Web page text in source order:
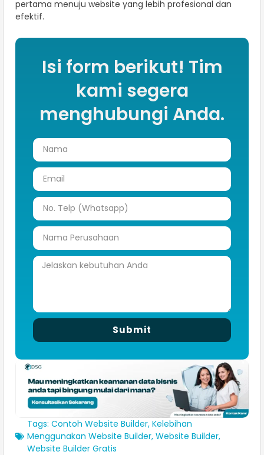
pertama menuju website yang lebih profesional dan
efektif.
Isi form berikut! Tim
kami segera
menghubungi Anda.
Submit
Tags: Contoh Website Builder, Kelebihan
Menggunakan Website Builder, Website Builder,
Website Builder Gratis​